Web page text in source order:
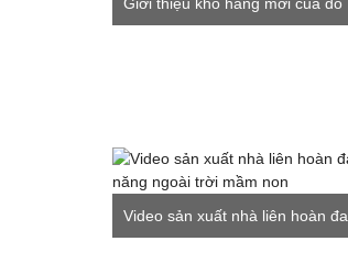
Video sản xuất nhà liên hoàn đa